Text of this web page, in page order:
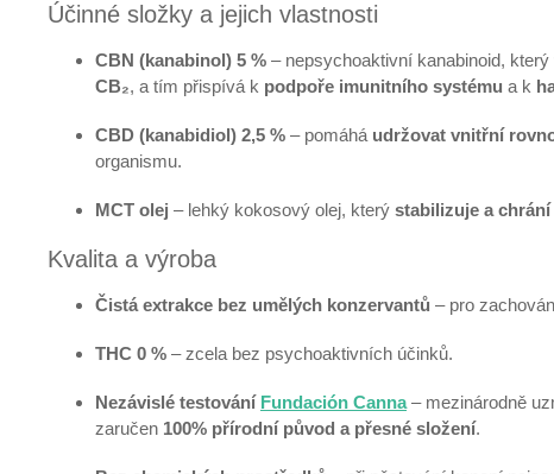
Účinné složky a jejich vlastnosti
CBN (kanabinol) 5 % – nepsychoaktivní kanabinoid,
CB₂, a tím přispívá k podpoře imunitního systému a k
CBD (kanabidiol) 2,5 % – pomáhá udržovat vnitřní
organismu.
MCT olej – lehký kokosový olej, který stabilizuje a
Kvalita a výroba
Čistá extrakce bez umělých konzervantů – pro
THC 0 % – zcela bez psychoaktivních účinků.
Nezávislé testování Fundación Canna– mezinárodně
zaručen 100% přírodní původ a přesné složení.